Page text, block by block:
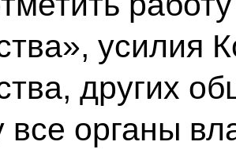
усилия
других
органы